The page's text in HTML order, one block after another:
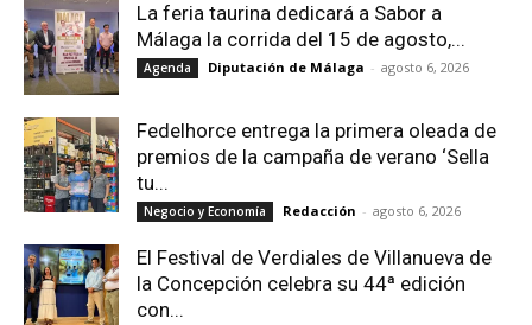
La feria taurina dedicará a Sabor a
Málaga la corrida del 15 de agosto,...
Agenda Diputación de Málaga - agosto 6, 2026
Fedelhorce entrega la primera oleada de
premios de la campaña de verano ‘Sella
tu...
Negocio y Economía Redacción - agosto 6, 2026
El Festival de Verdiales de Villanueva de
la Concepción celebra su 44ª edición
con...